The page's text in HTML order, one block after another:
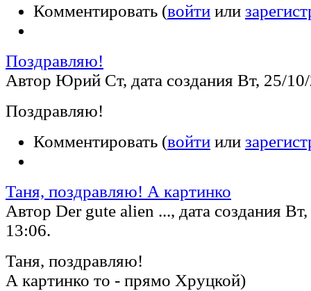
Комментировать (войти или
Поздравляю!
Автор Юрий Ст, дата создания Вт, 25/
Поздравляю!
Комментировать (войти или
Таня, поздравляю! А картинко
Автор Der gute alien ..., дата создания
13:06.
Таня, поздравляю!
А картинко то - прямо Хруцкой)